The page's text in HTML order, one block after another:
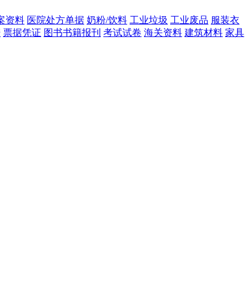
资料 医院处方单据 奶粉/饮料 工业垃圾 工业废品 服装衣
票据凭证 图书书籍报刊 考试试卷 海关资料 建筑材料 家具